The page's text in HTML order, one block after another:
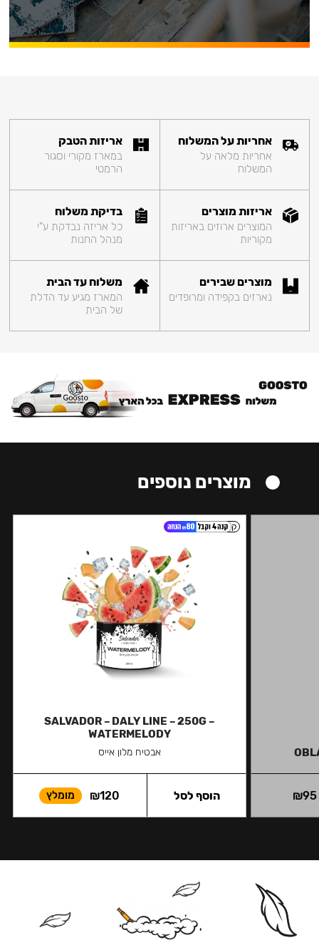
אחריות על המשלוח
אחריות מלאה על
המשלוח
אריזות הטבק
במארז מקורי וסגור
הרמטי
אריזות מוצרים
המוצרים ארוזים באריזות
מקוריות
בדיקת משלוח
כל אריזה נבדקת ע"י
מנהל החנות
מוצרים שבירים
נארזים בקפידה ומרופדים
משלוח עד הבית
המארז מגיע עד הדלת
של הבית
מוצרים נוספים
₪95
קל
SALVADOR – DALY LINE – 250G –
WATERMELODY
אבטיח מלון אייס
₪120 מומלץ הוסף לסל